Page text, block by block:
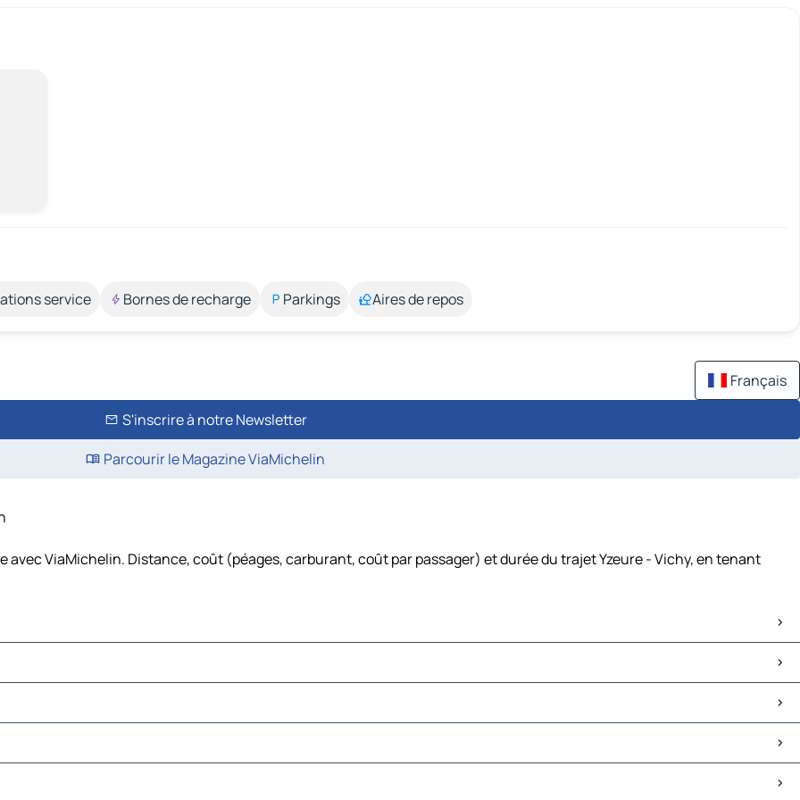
service Bornes de recharge Parkings Aires de repos
Français
S'inscrire à notre Newsletter
Parcourir le Magazine ViaMichelin
ViaMichelin. Distance, coût (péages, carburant, coût par passager) et durée du trajet Yzeure - Vichy, en tenant